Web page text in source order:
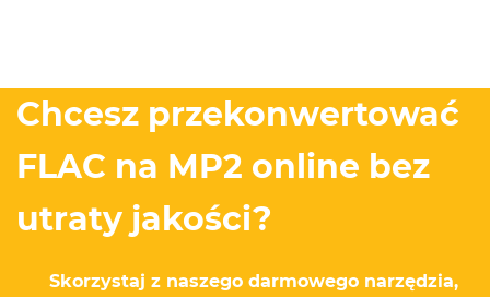
Chcesz przekonwertować
FLAC na MP2 online bez
utraty jakości?
Skorzystaj z naszego darmowego narzędzia,